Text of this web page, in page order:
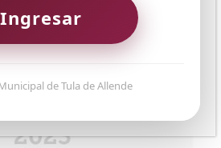
Ingresar
de Tula de Allende